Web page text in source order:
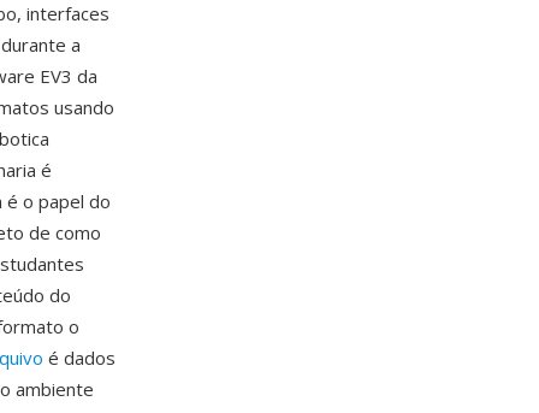
interfaces
a
EV3 da
usando
é
é o papel do
de como
do
o
é dados
ambiente